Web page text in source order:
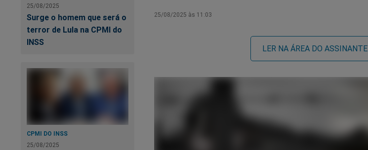
25/08/2025
Surge o homem que será o
terror de Lula na CPMI do
INSS
CPMI DO INSS
25/08/2025
25/08/2025 às 11:03
LER NA ÁREA DO ASSINANTE